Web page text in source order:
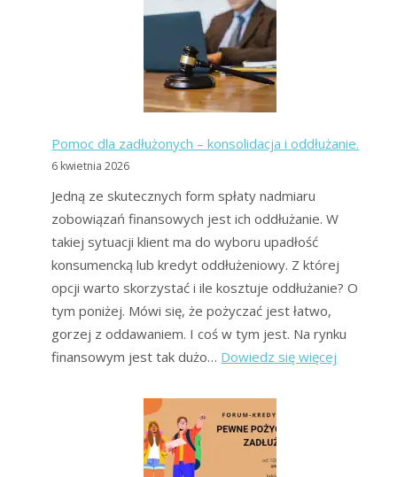
Pomoc dla zadłużonych – konsolidacja i oddłużanie.
6 kwietnia 2026
Jedną ze skutecznych form spłaty nadmiaru
zobowiązań finansowych jest ich oddłużanie. W
takiej sytuacji klient ma do wyboru upadłość
konsumencką lub kredyt oddłużeniowy. Z której
opcji warto skorzystać i ile kosztuje oddłużanie? O
tym poniżej. Mówi się, że pożyczać jest łatwo,
gorzej z oddawaniem. I coś w tym jest. Na rynku
finansowym jest tak dużo… Dowiedz się więcej